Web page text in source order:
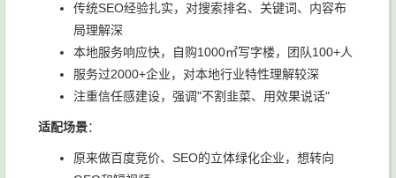
传统SEO经验扎实，对搜索排名、关键词、内容布
局理解深
本地服务响应快，自购1000㎡写字楼，团队100+人
服务过2000+企业，对本地行业特性理解较深
注重信任感建设，强调"不割韭菜、用效果说话"
适配场景：
原来做百度竞价、SEO的立体绿化企业，想转向